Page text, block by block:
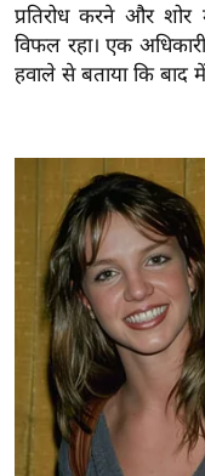
य
ब
ज
खे
क्रि
L
2
प्रतिरोध करने और
विफल रहा। एक
हवाले से बताया कि बाद